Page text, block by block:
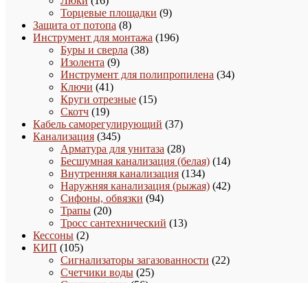
товаров
Торцевые площадки 99
Защита от потопа 88
товаров
Инструмент для монтажа 196196
Буры и сверла 3838
Изолента 99
товаров
Инструмент для полипропилена 3434
Ключи 4141
товар
Круги отрезные 1515
Скотч 1919
товаров
Кабель саморегулирующий 3737
Канализация 345345
товаров
Арматура для унитаза 2828
товаров
Бесшумная канализация (белая) 1414
Внутренняя канализация 134134
товара
Наружняя канализация (рыжая) 4242
Сифоны, обвязки 9494
Трапы 2020
товаров
Тросс сантехнический 1313
Кессоны 22
КИП 105105
товаров
Сигнализаторы загазованности 2222
Счетчики воды 2525